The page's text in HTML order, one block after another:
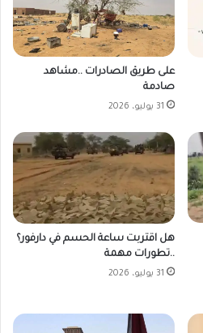
على طريق الصادرات ..مشاهد
صادمة
31 يوليو، 2026
هل اقتربت ساعة الحسم في دارفور؟
..تطورات مهمة
31 يوليو، 2026